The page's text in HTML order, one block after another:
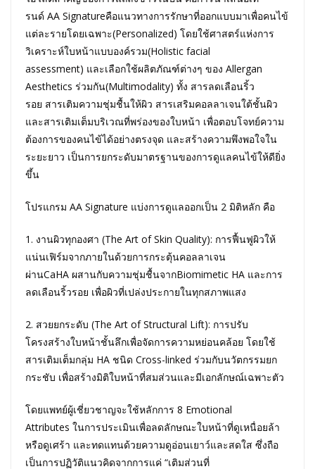
รนด์ AA Signatureคือแนวทางการรักษาที่ออกแบบมาเพื่อคนไข้
แต่ละรายโดยเฉพาะ(Personalized) โดยใช้ศาสตร์แห่งการ
วิเคราะห์ใบหน้าแบบองค์รวม(Holistic facial
assessment) และเลือกใช้ผลิตภัณฑ์ต่างๆ ของ Allergan
Aesthetics ร่วมกัน(Multimodality) ทั้ง สารลดเลือนริ้ว
รอย สารเติมความชุ่มชื้นให้ผิว สารเสริมคอลลาเจนใต้ชั้นผิว
และสารเติมเต็มบริเวณที่พร่องของใบหน้า เพื่อตอบโจทย์ความ
ต้องการของคนไข้ได้อย่างตรงจุด และสร้างความพึงพอใจใน
ระยะยาว เป็นการยกระดับมาตรฐานของการดูแลคนไข้ให้ดียิ่ง
ขึ้น
โปรแกรม AA Signature แบ่งการดูแลออกเป็น 2 มิติหลัก คือ
1. งานผิวทุกองศา (The Art of Skin Quality): การฟื้นฟูผิวให้
แน่นเฟิร์มจากภายในด้วยการกระตุ้นคอลลาเจน
ผ่านCaHA ผสานกับความชุ่มชื้นจากBiomimetic HA และการ
ลดเลือนริ้วรอย เพื่อผิวที่เปล่งประกายในทุกสภาพแสง
2. สวยยกระดับ (The Art of Structural Lift): การปรับ
โครงสร้างใบหน้าชั้นลึกเพื่อจัดการความหย่อนคล้อย โดยใช้
สารเติมเต็มกลุ่ม HA ชนิด Cross-linked ร่วมกับนวัตกรรมยก
กระชับ เพื่อสร้างมิติใบหน้าที่สมส่วนและมีเอกลักษณ์เฉพาะตัว
โดยแพทย์ผู้เชี่ยวชาญจะใช้หลักการ 8 Emotional
Attributes ในการประเมินเพื่อลดลักษณะใบหน้าที่ดูเหนื่อยล้า
หรือดูเศร้า และทดแทนด้วยความดูอ่อนเยาว์และสดใส ซึ่งถือ
เป็นการปฏิวัติแนวคิดจากการแค่ “เติมส่วนที่